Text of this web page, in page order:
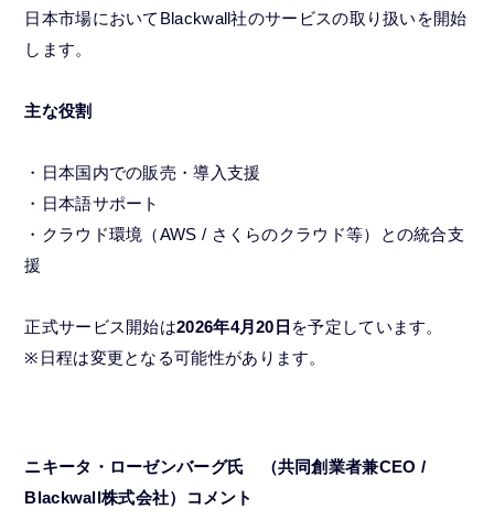
日本市場においてBlackwall社のサービスの取り扱いを開始
します。
主な役割
・日本国内での販売・導入支援
・日本語サポート
・クラウド環境（AWS / さくらのクラウド等）との統合支
援
正式サービス開始は2026年4月20日 を予定しています。
※日程は変更となる可能性があります。
ニキータ・ローゼンバーグ氏 （共同創業者兼CEO /
Blackwall株式会社）コメント